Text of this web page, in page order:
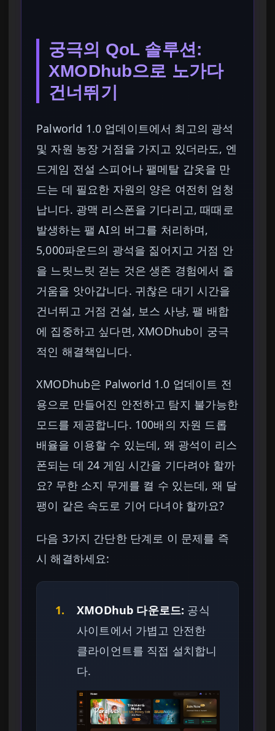
궁극의 QoL 솔루션:
XMODhub으로 노가다
건너뛰기
Palworld 1.0 업데이트에서 최고의 광석
및 자원 농장 거점을 가지고 있더라도, 엔
드게임 전설 스피어나 팰메탈 갑옷을 만
드는 데 필요한 자원의 양은 여전히 엄청
납니다. 광맥 리스폰을 기다리고, 때때로
발생하는 팰 AI의 버그를 처리하며,
5,000파운드의 광석을 짊어지고 거점 안
을 느릿느릿 걷는 것은 생존 경험에서 즐
거움을 앗아갑니다. 귀찮은 대기 시간을
건너뛰고 거점 건설, 보스 사냥, 팰 배합
에 집중하고 싶다면, XMODhub이 궁극
적인 해결책입니다.
XMODhub은 Palworld 1.0 업데이트 전
용으로 만들어진 안전하고 탐지 불가능한
모드를 제공합니다. 100배의 자원 드롭
배율을 이용할 수 있는데, 왜 광석이 리스
폰되는 데 24 게임 시간을 기다려야 할까
요? 무한 소지 무게를 켤 수 있는데, 왜 달
팽이 같은 속도로 기어 다녀야 할까요?
다음 3가지 간단한 단계로 이 문제를 즉
시 해결하세요:
1. XMODhub 다운로드: 공식
사이트에서 가볍고 안전한
클라이언트를 직접 설치합니
다.